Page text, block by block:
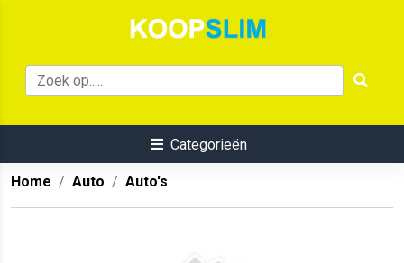
Categorieën
Home Auto Auto's